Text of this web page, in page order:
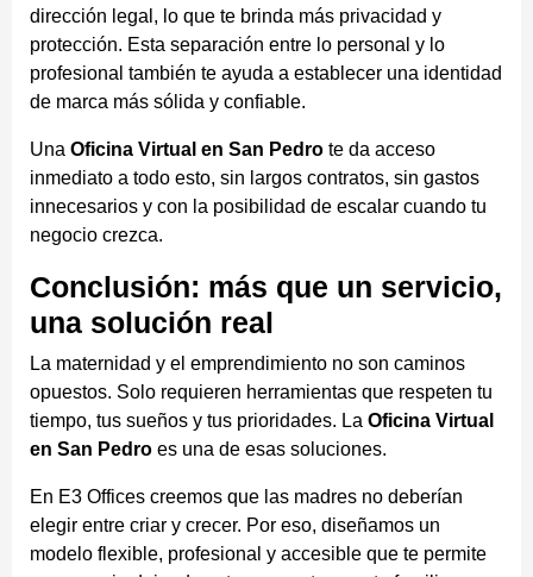
dirección legal, lo que te brinda más privacidad y
protección. Esta separación entre lo personal y lo
profesional también te ayuda a establecer una identidad
de marca más sólida y confiable.
Una Oficina Virtual en San Pedro te da acceso
inmediato a todo esto, sin largos contratos, sin gastos
innecesarios y con la posibilidad de escalar cuando tu
negocio crezca.
Conclusión: más que un servicio,
una solución real
La maternidad y el emprendimiento no son caminos
opuestos. Solo requieren herramientas que respeten tu
tiempo, tus sueños y tus prioridades. La Oficina Virtual
en San Pedro es una de esas soluciones.
En E3 Offices creemos que las madres no deberían
elegir entre criar y crecer. Por eso, diseñamos un
modelo flexible, profesional y accesible que te permite